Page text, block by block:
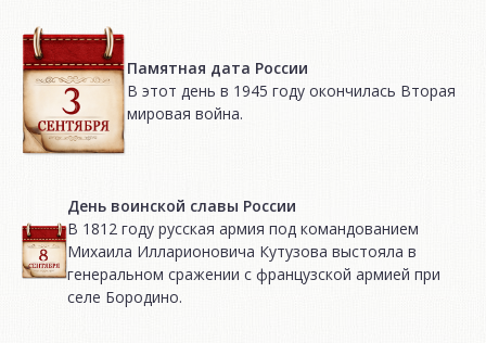
Памятная дата России
В этот день в 1945 году окончилась Вторая
мировая война.
День воинской славы России
В 1812 году русская армия под командованием
Михаила Илларионовича Кутузова выстояла в
генеральном сражении с французской армией при
селе Бородино.